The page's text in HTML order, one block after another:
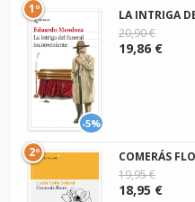
-5%
1º
LA INTRIGA
20,90 €
19,86 €
2º
COMERÁS
19,95 €
18,95 €